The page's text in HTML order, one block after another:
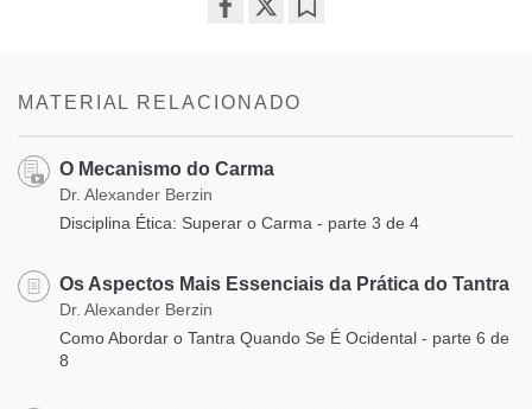
MATERIAL RELACIONADO
O Mecanismo do Carma
Dr. Alexander Berzin
Disciplina Ética: Superar o Carma - parte 3 de 4
Os Aspectos Mais Essenciais da Prática do Tantra
Dr. Alexander Berzin
Como Abordar o Tantra Quando Se É Ocidental - parte 6 de
8